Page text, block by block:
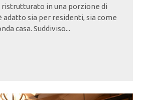
in una porzione di
adatto sia per residenti, sia come
casa. Suddiviso...